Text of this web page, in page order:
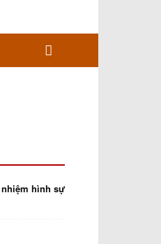
hình sự